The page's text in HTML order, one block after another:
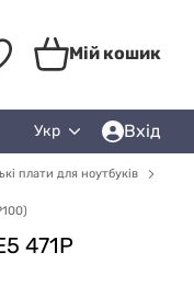
Мій кошик
Укр Вхід
плати для ноутбуків
471P